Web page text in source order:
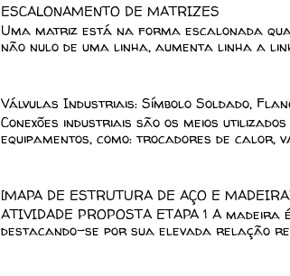
ESCALONAMENTO DE MATRIZES
Uma matriz está na forma escalonada
não nulo de uma linha, aumenta linha a
Válvulas Industriais: Símbolo Soldado,
Conexões industriais são os meios
equipamentos, como: trocadores de calor,
[MAPA DE ESTRUTURA DE AÇO E
ATIVIDADE PROPOSTA ETAPA 1 A
destacando-se por sua elevada relação